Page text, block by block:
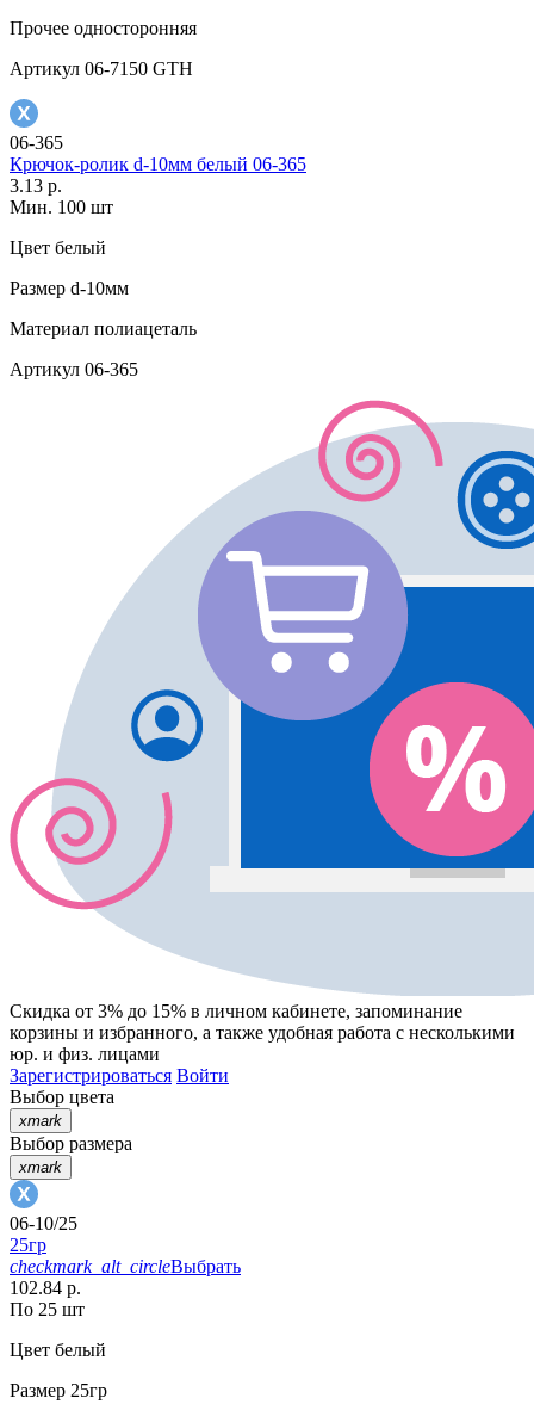
Прочее односторонняя
Артикул 06-7150 GTH
06-365
Крючок-ролик d-10мм белый 06-365
3.13 р.
Мин. 100 шт
Цвет белый
Размер d-10мм
Материал полиацеталь
Артикул 06-365
Скидка от 3% до 15% в личном кабинете, запоминание
корзины и избранного, а также удобная работа с несколькими
юр. и физ. лицами
Зарегистрироваться Войти
Выбор цвета
xmark
Выбор размера
xmark
06-10/25
25гр
checkmark_alt_circleВыбрать
102.84 р.
По 25 шт
Цвет белый
Размер 25гр